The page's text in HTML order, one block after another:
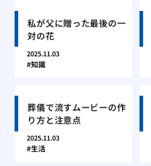
私が父に贈った最後の一
対の花
2025.11.03
知識
葬儀で流すムービーの作
り方と注意点
2025.11.03
生活